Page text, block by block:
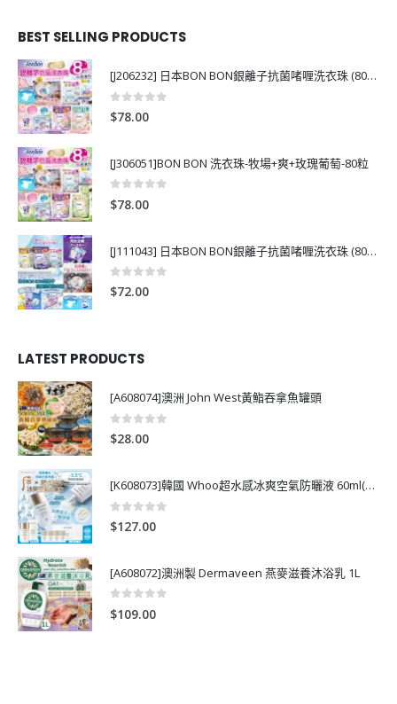
BEST SELLING PRODUCTS
[J206232] 日本BON BON銀離子抗菌啫喱洗衣珠 (80粒)
0
$78.00
[J306051]BON BON 洗衣珠-牧場+爽+玫瑰葡萄-80粒
0
$78.00
[J111043] 日本BON BON銀離子抗菌啫喱洗衣珠 (80粒)
0out of 5
$72.00
LATEST PRODUCTS
[A608074]澳洲 John West黃鮨吞拿魚罐頭
0
$28.00
[K608073]韓國 Whoo超水感冰爽空氣防曬液 60ml(送13ml*4支)
0
$127.00
[A608072]澳洲製 Dermaveen 燕麥滋養沐浴乳 1L
0
$109.00